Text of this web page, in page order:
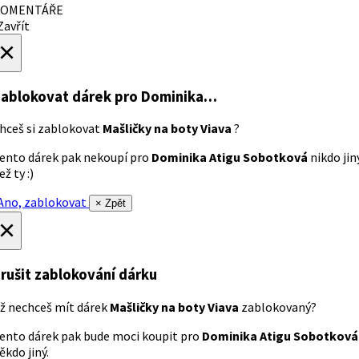
dárek pro Dominika…
si zablokovat Mašličky na boty Viava ?
dárek pak nekoupí pro Dominika Atigu Sobotková nikdo
ty :)
zablokovat
× Zpět
zablokování dárku
nechceš mít dárek Mašličky na boty Viava zablokovaný?
dárek pak bude moci koupit pro Dominika Atigu Sobotková
jiný.